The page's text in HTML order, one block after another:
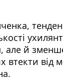
але й
втекти від